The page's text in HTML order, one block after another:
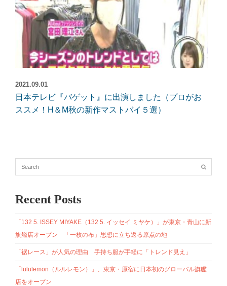
2021.09.01
日本テレビ『バゲット』に出演しました（プロがお
ススメ！H＆M秋の新作マストバイ５選）
Recent Posts
「132 5. ISSEY MIYAKE（132 5. イッセイ ミヤケ）」が東京・青山に新
旗艦店オープン 「一枚の布」思想に立ち返る原点の地
「裾レース」が人気の理由 手持ち服が手軽に「トレンド見え」
「lululemon（ルルレモン）」、東京・原宿に日本初のグローバル旗艦
店をオープン